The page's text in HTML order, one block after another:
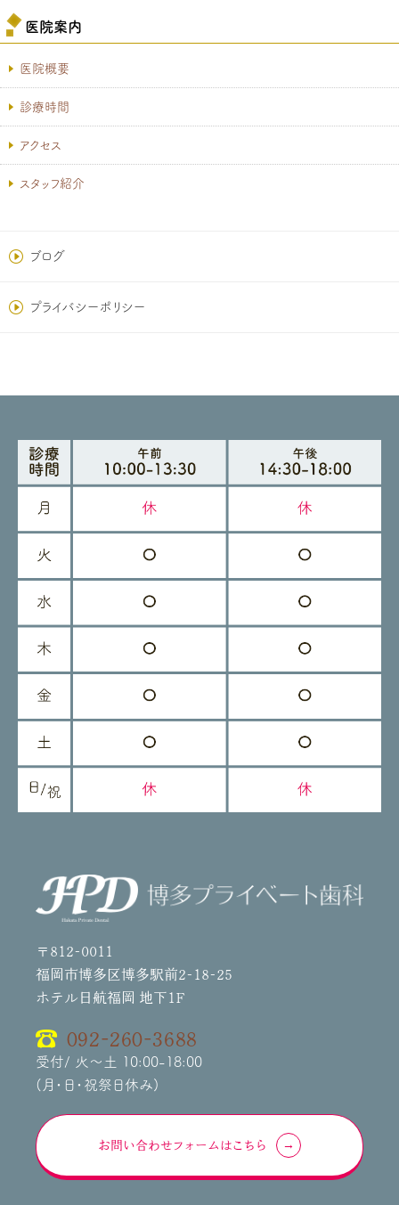
医院案内
医院概要
診療時間
アクセス
スタッフ紹介
ブログ
プライバシーポリシー
〒812-0011
福岡市博多区博多駅前2-18-25
ホテル日航福岡 地下1F
092-260-3688
受付/ 火～土 10:00-18:00
(月・日・祝祭日休み)
お問い合わせフォームはこちら